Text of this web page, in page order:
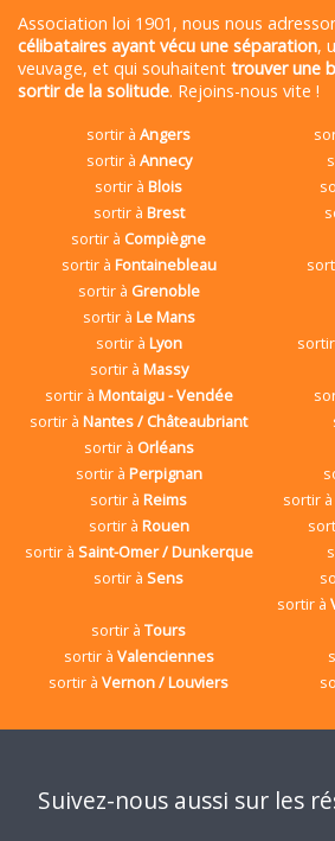
Association loi 1901, nous nous
célibataires ayant vécu une séparation,
veuvage, et qui souhaitent trouver une
sortir de la solitude. Rejoins-nous vite !
sortir àAngers
sortir à Annecy
sortir àBlois
sortir à Brest
sortir à Compiègne
sortir à Fontainebleau
sortir à Grenoble
sortir à Le Mans
sortir à Lyon
sortir à Massy
sortir à Montaigu - Vendée
sortir àNantes / Châteaubriant
sortir à Orléans
sortir à Perpignan
sortir àReims sortir
sortir à Rouen
sortir à Saint-Omer / Dunkerque
sortir àSens
sortir àTours
sortir à
sortir à Valenciennes
sortir àVernon / Louviers
Suivez-nous aussi sur les